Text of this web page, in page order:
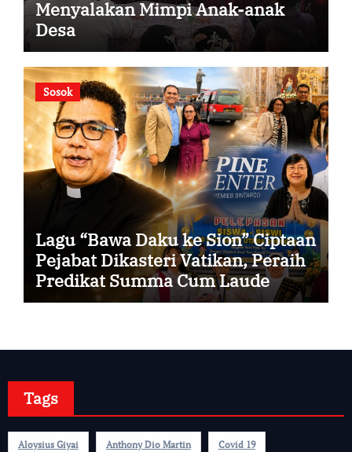
Menyalakan Mimpi Anak-anak
Desa
Sosok
Lagu “Bawa Daku ke Sion” Ciptaan
Pejabat Dikasteri Vatikan, Peraih
Predikat Summa Cum Laude
Tags
Aloysius Giyai Anthony Dio Martin Covid 19